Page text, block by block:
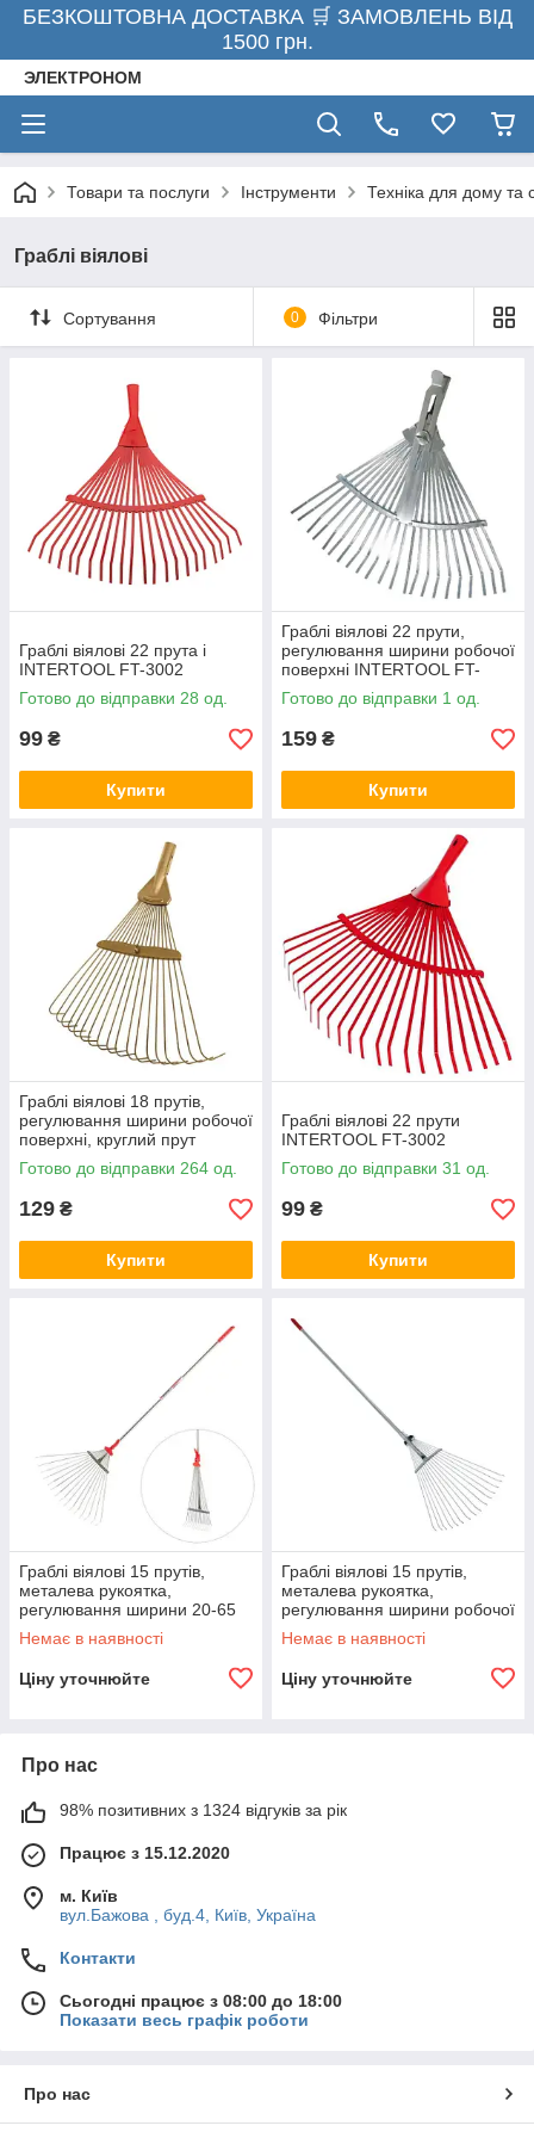
БЕЗКОШТОВНА ДОСТАВКА 🛒 ЗАМОВЛЕНЬ ВІД
1500 грн.
ЭЛЕКТРОНОМ
Товари та послуги Інструменти Техніка для дому та
Граблі віялові
Сортування 0 Фільтри
Граблі віялові 22 прута і
INTERTOOL FT-3002
Готово до відправки 28 од.
99 ₴
Купити
Граблі віялові 22 прути,
регулювання ширини робочої
поверхні INTERTOOL FT-
3005
Готово до відправки 1 од.
159 ₴
Купити
Граблі віялові 18 прутів,
регулювання ширини робочої
поверхні, круглий прут
INTERTOOL FT-3006
Готово до відправки 264 од.
129 ₴
Купити
Граблі віялові 22 прути
INTERTOOL FT-3002
Готово до відправки 31 од.
99 ₴
Купити
Граблі віялові 15 прутів,
металева рукоятка,
регулювання ширини 20-65
см INTERTOOL FT-3008
Немає в наявності
Ціну уточнюйте
Граблі віялові 15 прутів,
металева рукоятка,
регулювання ширини робочої
поверхні (30-50 см)
INTERTOOL FT-3004
Немає в наявності
Ціну уточнюйте
Про нас
98% позитивних з 1324 відгуків за рік
Працює з 15.12.2020
м. Київ
вул.Бажова , буд.4, Київ, Україна
Контакти
Сьогодні працює з 08:00 до 18:00
Показати весь графік роботи
Про нас